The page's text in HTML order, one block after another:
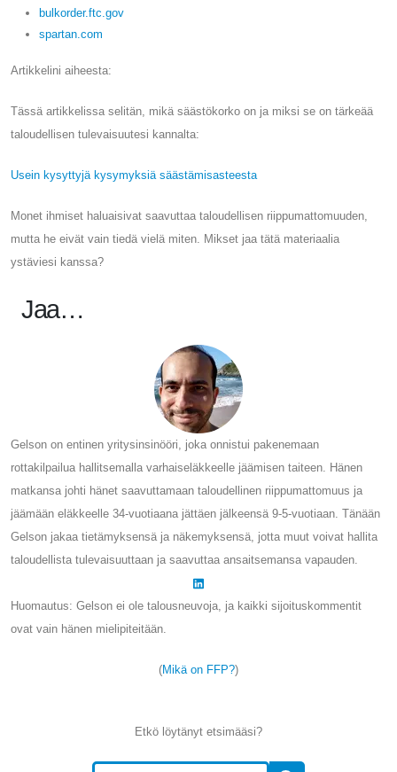
bulkorder.ftc.gov
spartan.com
Artikkelini aiheesta:
Tässä artikkelissa selitän, mikä säästökorko on ja miksi se on tärkeää
taloudellisen tulevaisuutesi kannalta:
Usein kysyttyjä kysymyksiä säästämisasteesta
Monet ihmiset haluaisivat saavuttaa taloudellisen riippumattomuuden,
mutta he eivät vain tiedä vielä miten. Mikset jaa tätä materiaalia
ystäviesi kanssa?
Jaa…
Gelson on entinen yritysinsinööri, joka onnistui pakenemaan
rottakilpailua hallitsemalla varhaiseläkkeelle jäämisen taiteen. Hänen
matkansa johti hänet saavuttamaan taloudellinen riippumattomuus ja
jäämään eläkkeelle 34-vuotiaana jättäen jälkeensä 9-5-vuotiaan. Tänään
Gelson jakaa tietämyksensä ja näkemyksensä, jotta muut voivat hallita
taloudellista tulevaisuuttaan ja saavuttaa ansaitsemansa vapauden.
Huomautus: Gelson ei ole talousneuvoja, ja kaikki sijoituskommentit
ovat vain hänen mielipiteitään.
(Mikä on FFP?)
Etkö löytänyt etsimääsi?